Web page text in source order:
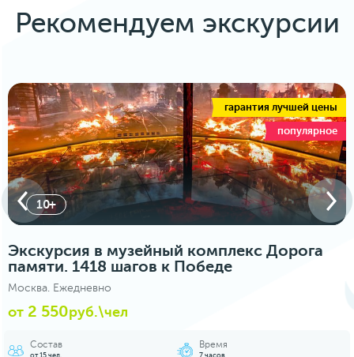
Рекомендуем экскурсии
гарантия лучшей цены
популярное
5+
Экскурсия в Музей Победы «Подвиг
народа»
Москва. Ежедневно
от 2 100руб.\чел
Состав
от 15 чел.
Время
4 часа